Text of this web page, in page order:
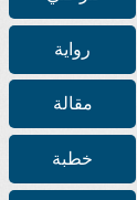
رواية
مقالة
خطبة